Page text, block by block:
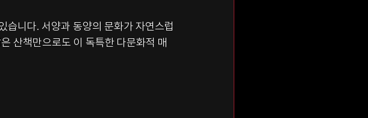
습니다. 서양과 동양의 문화가 자연스럽
산책만으로도 이 독특한 다문화적 매